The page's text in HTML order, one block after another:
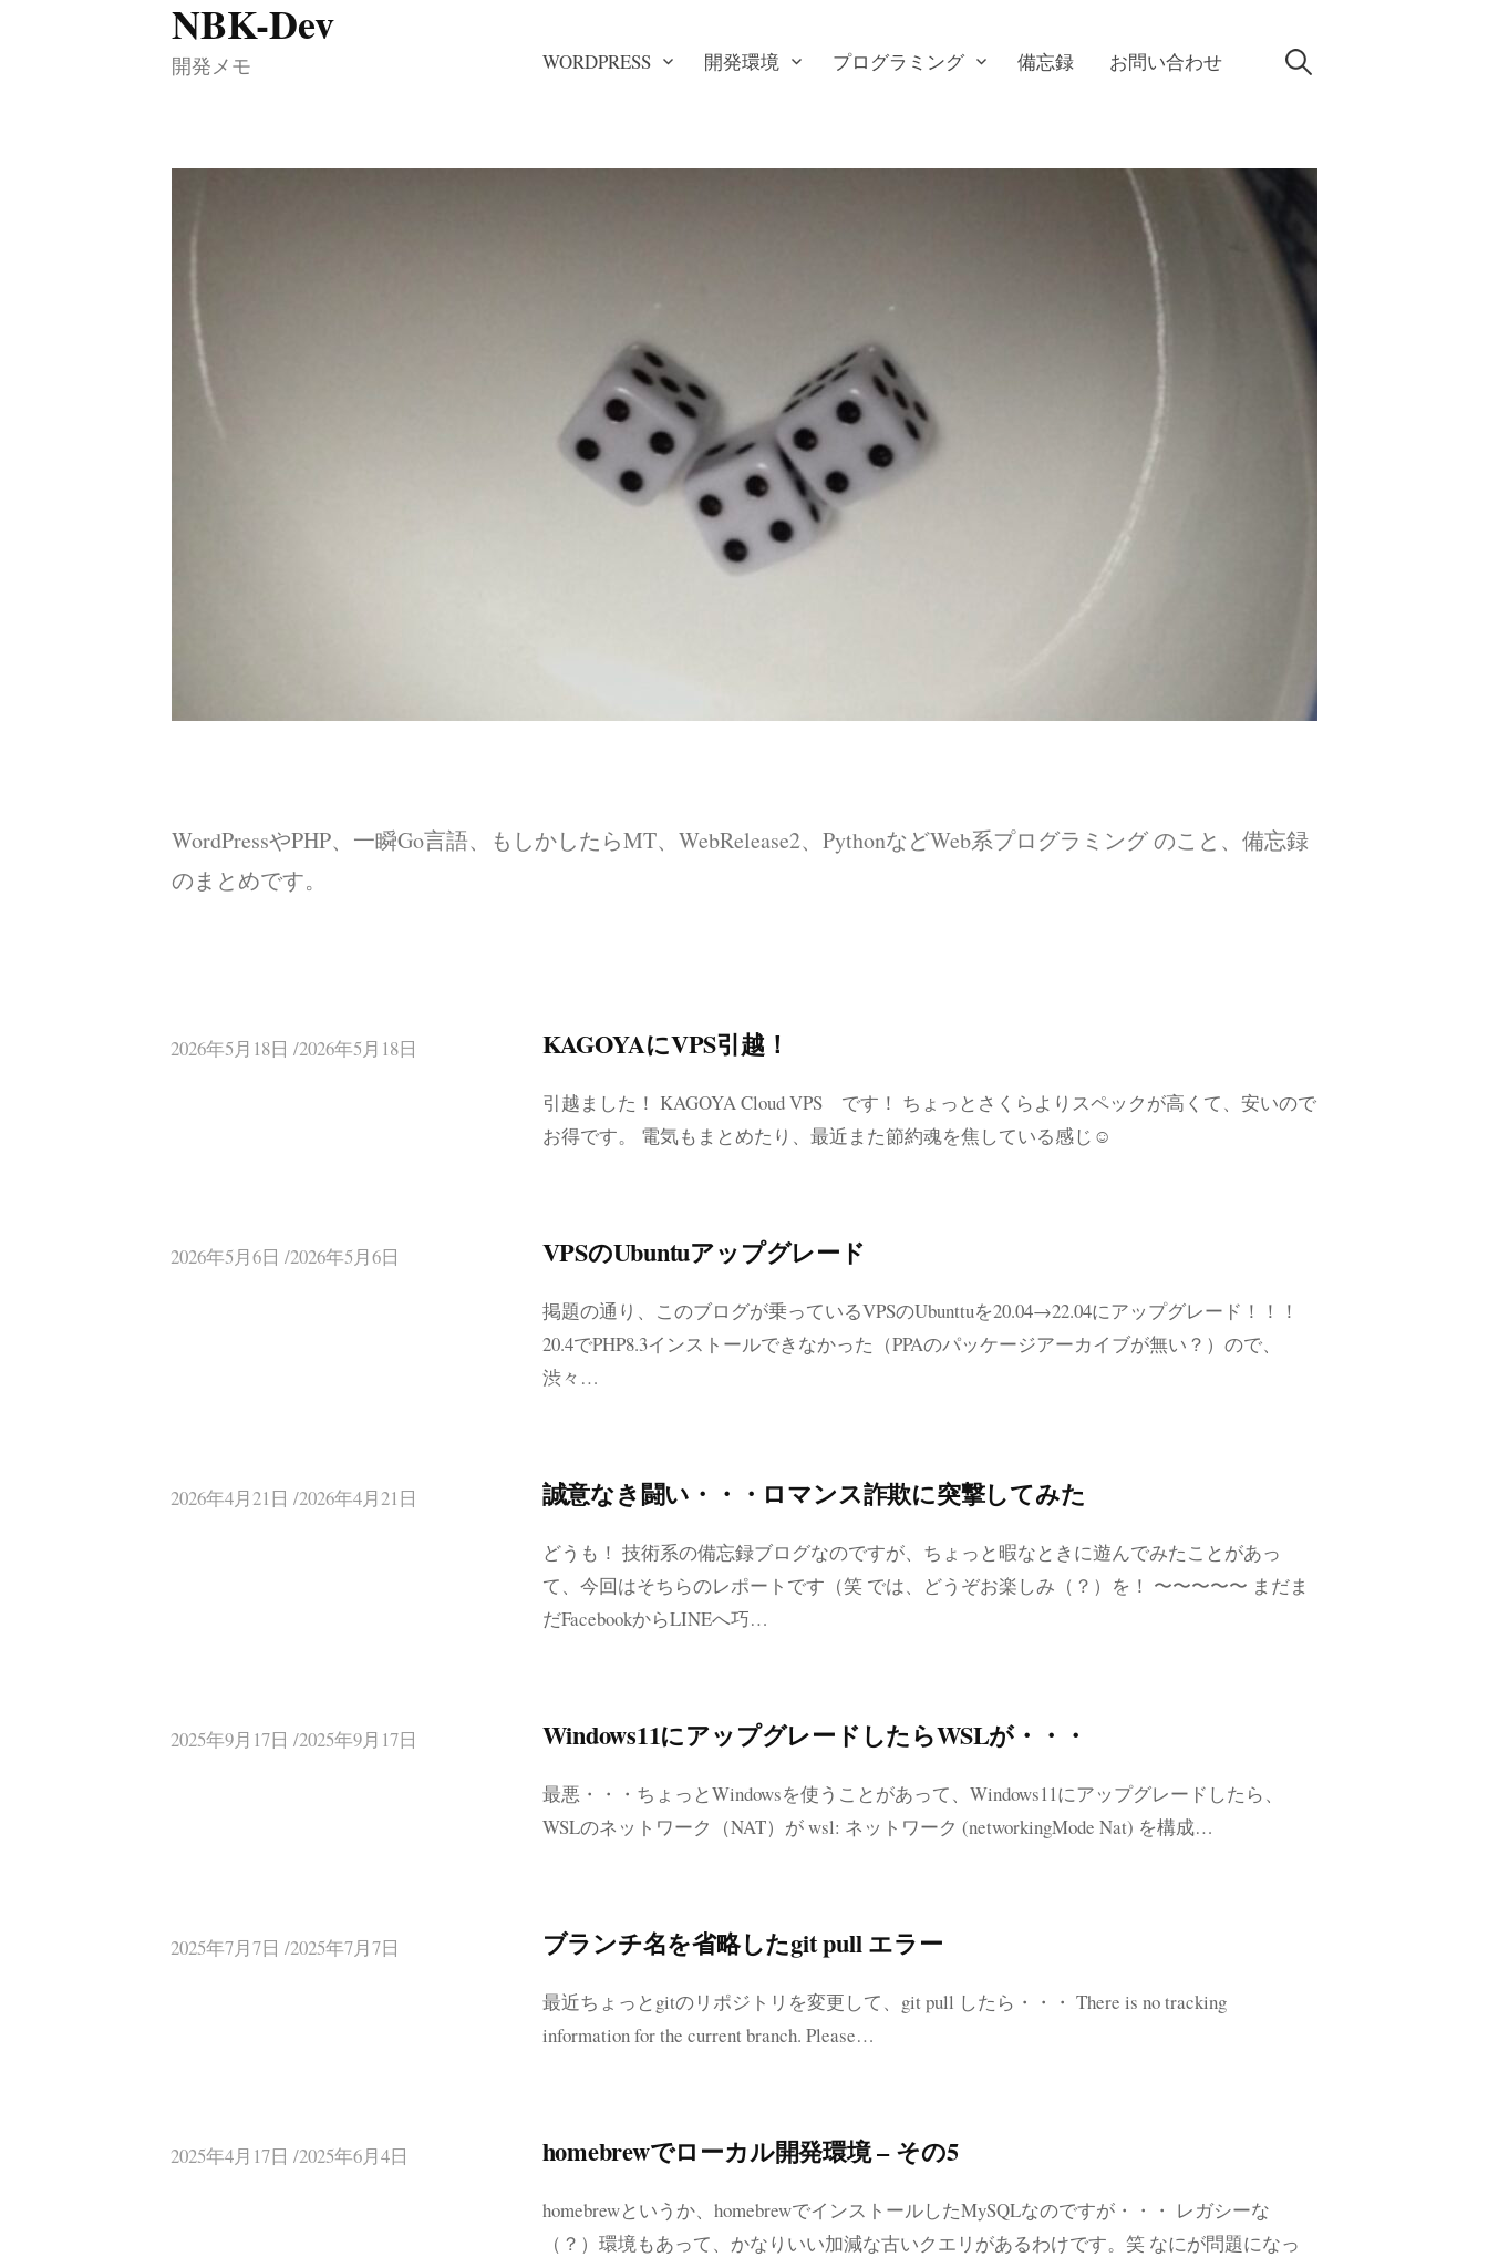
コ
ン
NBK-Dev
開発メモ WORDPRESS 開発環境 プログラミング 備忘録 お問い合わせ 検
WordPressやPHP、一瞬Go言語、もしかしたらMT、WebRelease2、PythonなどWeb系プログラミング のこと、備忘録
のまとめです。
2026年5月18日 /2026年5月18日 KAGOYAにVPS引越！
引越ました！ KAGOYA Cloud VPS です！ ちょっとさくらよりスペックが高くて、安いので
お得です。 電気もまとめたり、最近また節約魂を焦している感じ☺️
2026年5月6日 /2026年5月6日 VPSのUbuntuアップグレード
掲題の通り、このブログが乗っているVPSのUbunttuを20.04→22.04にアップグレード！！！
20.4でPHP8.3インストールできなかった（PPAのパッケージアーカイブが無い？）ので、
渋々…
2026年4月21日 /2026年4月21日 誠意なき闘い・・・ロマンス詐欺に突撃してみた
どうも！ 技術系の備忘録ブログなのですが、ちょっと暇なときに遊んでみたことがあっ
て、今回はそちらのレポートです（笑 では、どうぞお楽しみ（？）を！ 〜〜〜〜〜 まだま
だFacebookからLINEへ巧…
2025年9月17日 /2025年9月17日 Windows11にアップグレードしたらWSLが・・・
最悪・・・ちょっとWindowsを使うことがあって、Windows11にアップグレードしたら、
WSLのネットワーク（NAT）が wsl: ネットワーク (networkingMode Nat) を構成…
2025年7月7日 /2025年7月7日 ブランチ名を省略したgit pull エラー
最近ちょっとgitのリポジトリを変更して、git pull したら・・・ There is no tracking
information for the current branch. Please…
2025年4月17日 /2025年6月4日 homebrewでローカル開発環境 – その5
homebrewというか、homebrewでインストールしたMySQLなのですが・・・ レガシーな
（？）環境もあって、かなりいい加減な古いクエリがあるわけです。笑 なにが問題になっ